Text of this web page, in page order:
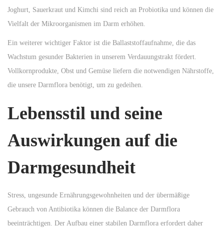
Joghurt, Sauerkraut und Kimchi sind reich an Probiotika und können die
Vielfalt der Mikroorganismen im Darm erhöhen.
Ein weiterer wichtiger Faktor ist die Ballaststoffaufnahme, die das
Wachstum gesunder Bakterien in unserem Verdauungstrakt fördert.
Vollkornprodukte, Obst und Gemüse liefern die notwendigen Nährstoffe,
die unsere Darmflora benötigt, um zu gedeihen.
Lebensstil und seine
Auswirkungen auf die
Darmgesundheit
Stress, ungesunde Ernährungsgewohnheiten und der übermäßige
Gebrauch von Antibiotika können die Balance der Darmflora
beeinträchtigen. Der Aufbau einer stabilen Darmflora erfordert daher